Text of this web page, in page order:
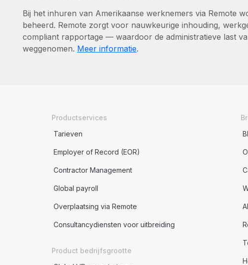
Bij het inhuren van Amerikaanse werknemers via Remote
beheerd. Remote zorgt voor nauwkeurige inhouding,
compliant rapportage — waardoor de administratieve last
weggenomen. Meer informatie.
Productservices
Tarieven
Employer of Record (EOR)
Contractor Management
Global payroll
Overplaatsing via Remote
Consultancydiensten voor uitbreiding
Product bedrijfsgrootte